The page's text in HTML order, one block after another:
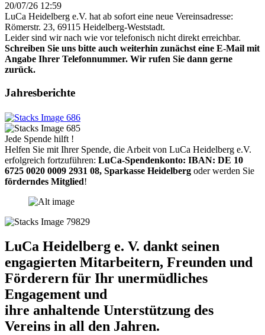
20/07/26 12:59
LuCa Heidelberg e.V. hat ab sofort eine neue Vereinsadresse:
Römerstr. 23, 69115 Heidelberg-Weststadt.
Leider sind wir nach wie vor telefonisch nicht direkt erreichbar.
Schreiben Sie uns bitte auch weiterhin zunächst eine E-Mail mit
Angabe Ihrer Telefonnummer. Wir rufen Sie dann gerne
zurück.
Jahresberichte
Jede Spende hilft !
Helfen Sie mit Ihrer Spende, die Arbeit von LuCa Heidelberg e.V.
erfolgreich fortzuführen: LuCa-Spendenkonto: IBAN: DE 10
6725 0020 0009 2931 08, Sparkasse Heidelberg oder werden Sie
förderndes Mitglied!
LuCa Heidelberg e. V. dankt seinen
engagierten Mitarbeitern, Freunden und
Förderern für Ihr unermüdliches
Engagement und
ihre anhaltende Unterstützung des
Vereins in all den Jahren.